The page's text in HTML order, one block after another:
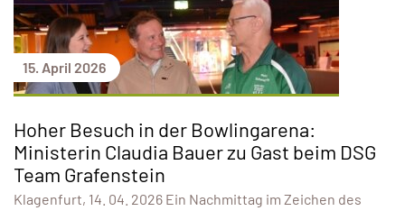
15. April 2026
Hoher Besuch in der Bowlingarena:
Ministerin Claudia Bauer zu Gast beim DSG
Team Grafenstein
Klagenfurt, 14. 04. 2026 Ein Nachmittag im Zeichen des